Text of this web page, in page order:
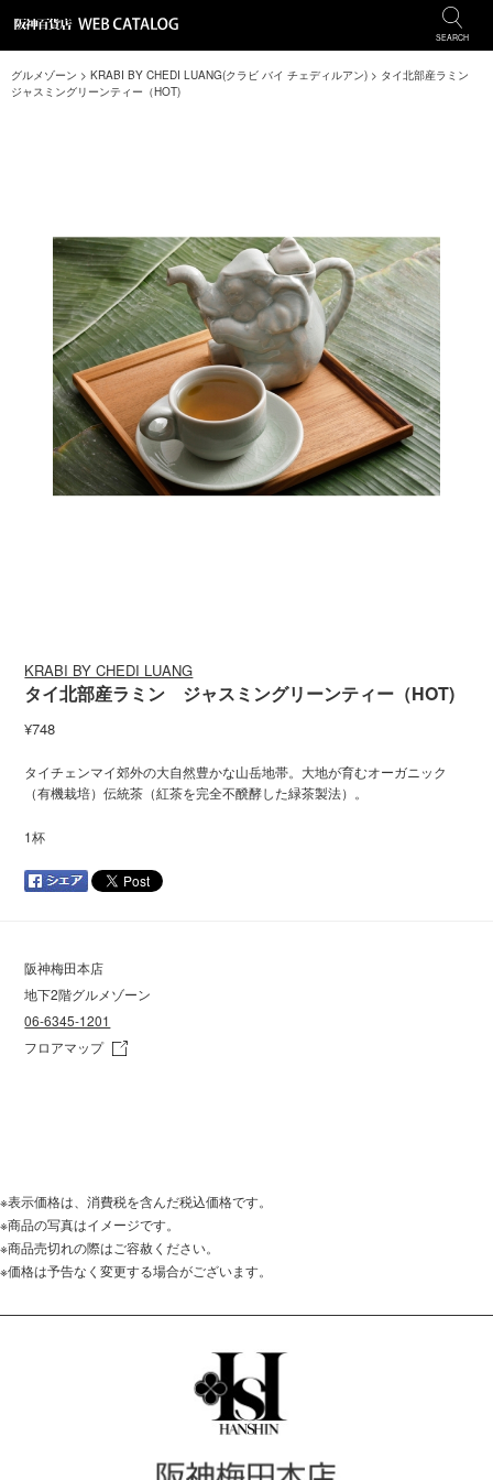
SEARCH
グルメゾーン > KRABI BY CHEDI LUANG(クラビ バイ チェディルアン) > タイ北部産ラミン
ジャスミングリーンティー（HOT)
KRABI BY CHEDI LUANG
タイ北部産ラミン ジャスミングリーンティー（HOT)
¥748
タイチェンマイ郊外の大自然豊かな山岳地帯。大地が育むオーガニック
（有機栽培）伝統茶（紅茶を完全不醗酵した緑茶製法）。
1杯
阪神梅田本店
地下2階グルメゾーン
06-6345-1201
フロアマップ
※表示価格は、消費税を含んだ税込価格です。
※商品の写真はイメージです。
※商品売切れの際はご容赦ください。
※価格は予告なく変更する場合がございます。